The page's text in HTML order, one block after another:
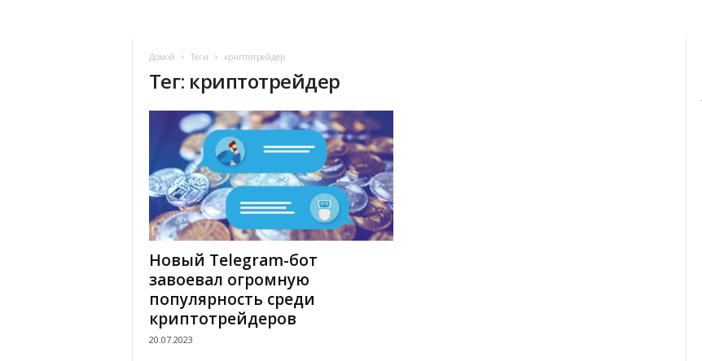
Домой Теги криптотрейдер
Тег: криптотрейдер
Новый Telegram-бот
завоевал огромную
популярность среди
криптотрейдеров
20.07.2023